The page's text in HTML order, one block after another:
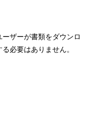
ザーが書類をダウンロ
必要はありません。